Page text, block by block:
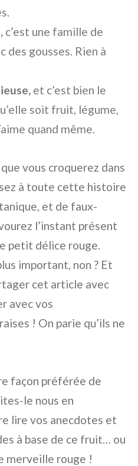
c’est une famille de
des gousses. Rien à
et c’est bien le
soit fruit, légume,
quand même.
vous croquerez dans
à toute cette histoire
et de faux-
l’instant présent
petit délice rouge.
important, non ? Et
cet article avec
avec vos
! On parie qu’ils ne
façon préférée de
le nous en
lire vos anecdotes et
à base de ce fruit… ou
merveille rouge !